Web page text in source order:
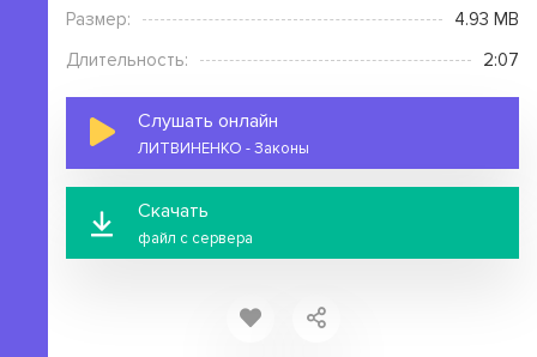
Размер:
4.93 MB
Длительность:
2:07
Слушать онлайн
ЛИТВИНЕНКО - Законы
Скачать
файл с сервера